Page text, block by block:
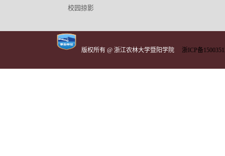
校园掠影
版权所有 @ 浙江农林大学暨阳学院 浙ICP备